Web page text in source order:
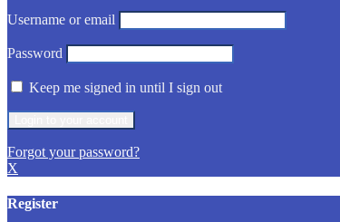
Username or email
Password
Keep me signed in until I sign out
Forgot your password?
X
Register